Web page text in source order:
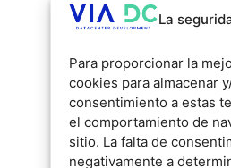
La
Para proporcionar la
cookies para almacenar
consentimiento a estas
el comportamiento de
sitio. La falta de
negativamente a